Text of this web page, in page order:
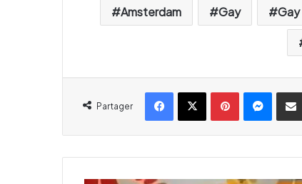
Amsterdam Gay
Partager
Facebook X